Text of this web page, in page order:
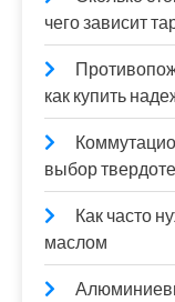
чего зависит
как купить
выбор
Как часто
маслом